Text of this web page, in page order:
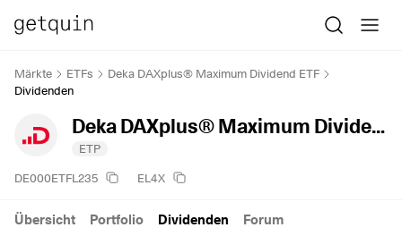
Märkte ETFs
Deka DAXplus® Maximum Dividend ETF
Dividenden
Deka DAXplus® Maximum Dividend ETF
ETP
DE000ETFL235 EL4X
Übersicht Portfolio Dividenden Forum